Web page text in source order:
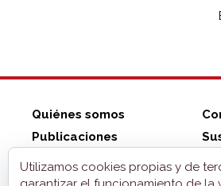
Quiénes somos
Publicaciones
Tienda ZonaELE
Aviso legal
Utilizamos cookies propias y de